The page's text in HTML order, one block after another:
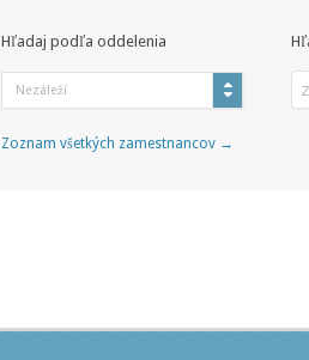
Hľadaj podľa oddelenia
Nezáleží
Zoznam všetkých zamestnancov →